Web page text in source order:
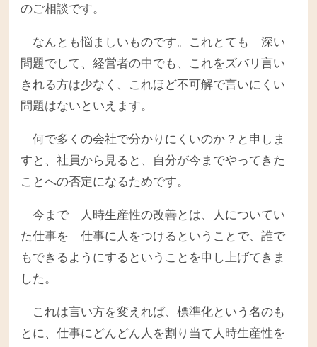
のご相談です。
なんとも悩ましいものです。これとても 深い
問題でして、経営者の中でも、これをズバリ言い
きれる方は少なく、これほど不可解で言いにくい
問題はないといえます。
何で多くの会社で分かりにくいのか？と申しま
すと、社員から見ると、自分が今までやってきた
ことへの否定になるためです。
今まで 人時生産性の改善とは、人についてい
た仕事を 仕事に人をつけるということで、誰で
もできるようにするということを申し上げてきま
した。
これは言い方を変えれば、標準化という名のも
とに、仕事にどんどん人を割り当て人時生産性を